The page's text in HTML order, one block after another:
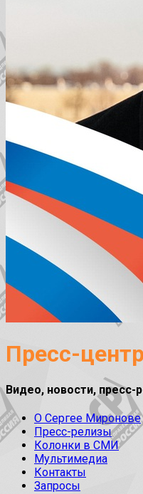
Пресс-
Видео, новости,
О Сергее Миронове
Пресс-релизы
Колонки в СМИ
Мультимедиа
Контакты
Запросы